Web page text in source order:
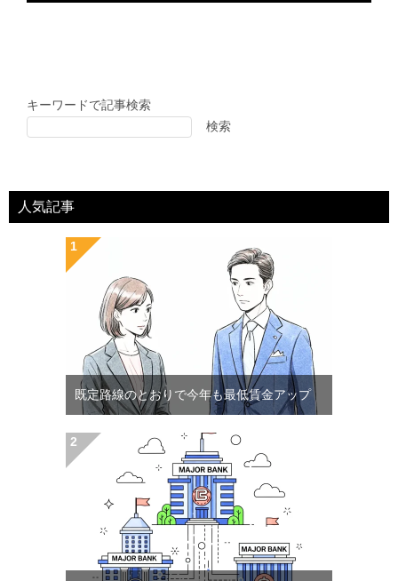
キーワードで記事検索
検索
人気記事
既定路線のとおりで今年も最低賃金アップ